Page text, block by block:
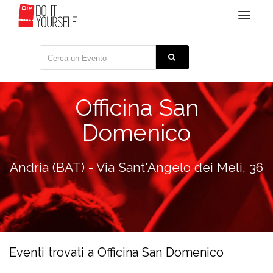
Toggle
Officina San
Domenico
Andria (BAT) - Via Sant'Angelo dei Meli, 36
Eventi trovati a Officina San Domenico